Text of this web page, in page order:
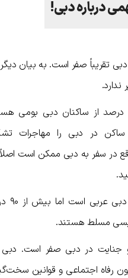
درباره دبی!
تقریباً صفر است. به بیان
ندارد.
تنها ۵ تا ۱۰ درصد از ساکنان دبی بومی
ساکن در دبی را مهاجرات
در سفر به دبی ممکن است
زبلان
مسلط هستند.
جنایت در دبی صفر است. دبی
رفاه اجتماعی و قوانین